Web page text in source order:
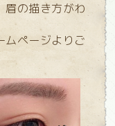
眉の描き方がわ
ムページよりご